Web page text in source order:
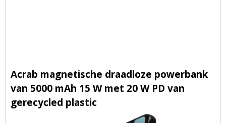
Acrab magnetische draadloze powerbank
van 5000 mAh 15 W met 20 W PD van
gerecycled plastic